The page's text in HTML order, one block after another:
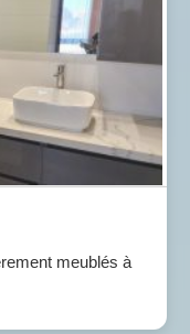
meublés à